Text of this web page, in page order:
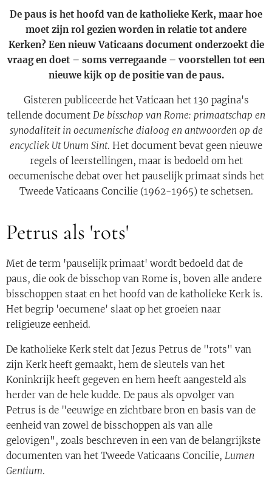
De paus is het hoofd van de katholieke Kerk, maar hoe
moet zijn rol gezien worden in relatie tot andere
Kerken? Een nieuw Vaticaans document onderzoekt die
vraag en doet – soms verregaande – voorstellen tot een
nieuwe kijk op de positie van de paus.
Gisteren publiceerde het Vaticaan het 130 pagina's
tellende document De bisschop van Rome: primaatschap en
synodaliteit in oecumenische dialoog en antwoorden op de
encycliek Ut Unum Sint. Het document bevat geen nieuwe
regels of leerstellingen, maar is bedoeld om het
oecumenische debat over het pauselijk primaat sinds het
Tweede Vaticaans Concilie (1962-1965) te schetsen.
Petrus als 'rots'
Met de term 'pauselijk primaat' wordt bedoeld dat de
paus, die ook de bisschop van Rome is, boven alle andere
bisschoppen staat en het hoofd van de katholieke Kerk is.
Het begrip 'oecumene' slaat op het groeien naar
religieuze eenheid.
De katholieke Kerk stelt dat Jezus Petrus de "rots" van
zijn Kerk heeft gemaakt, hem de sleutels van het
Koninkrijk heeft gegeven en hem heeft aangesteld als
herder van de hele kudde. De paus als opvolger van
Petrus is de "eeuwige en zichtbare bron en basis van de
eenheid van zowel de bisschoppen als van alle
gelovigen", zoals beschreven in een van de belangrijkste
documenten van het Tweede Vaticaans Concilie, Lumen
Gentium.